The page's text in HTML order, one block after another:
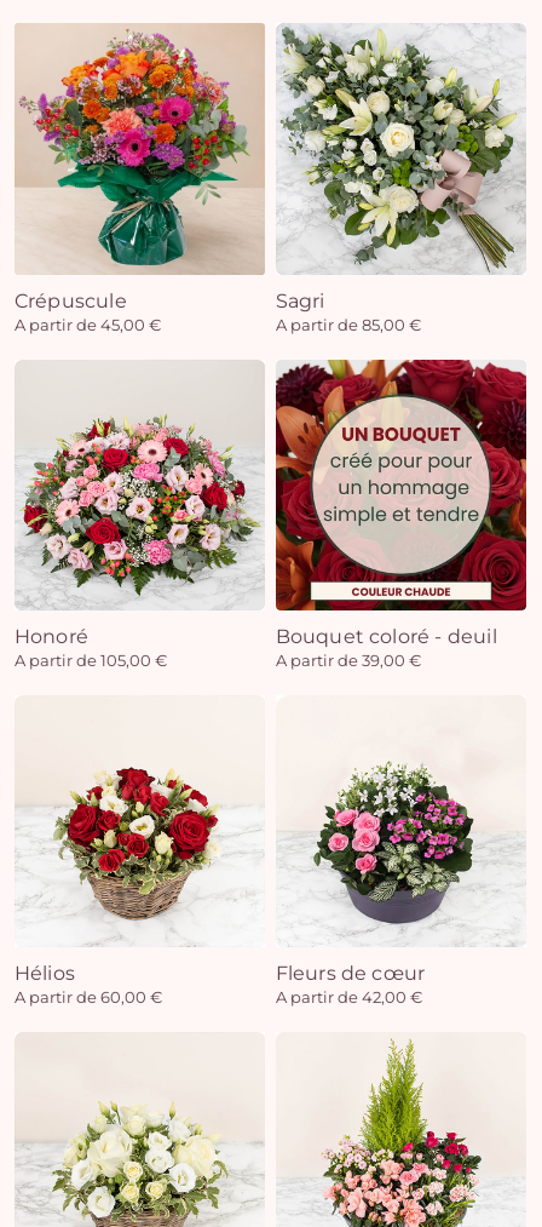
Crépuscule
A partir de 45,00 €
Sagri
A partir de 85,00 €
Honoré
A partir de 105,00 €
Bouquet coloré - deuil
A partir de 39,00 €
Hélios
A partir de 60,00 €
Fleurs de cœur
A partir de 42,00 €